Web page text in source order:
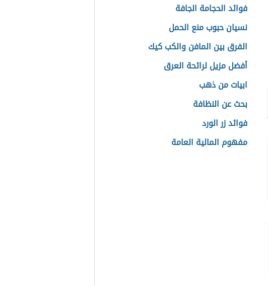
فوائد الحجامة الجافة
نسيان حبوب منع الحمل
الفرق بين المافن والكب كيك
أفضل مزيل لرائحة العرق
ابيات من ذهب
بحث عن النظافة
فوائد زر الورد
مفهوم المالية العامة